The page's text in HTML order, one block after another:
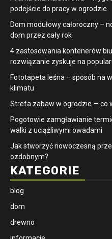
podejście do pracy w ogrodzie
Dom modułowy całoroczny –
dom przez cały rok
4 zastosowania kontenerów
rozwiązanie zyskuje na
​Fototapeta leśna – sposób na
klimatu
Strefa zabaw w ogrodzie — co
Pogotowie zamgławianie
walki z uciążliwymi owadami
Jak stworzyć nowoczesną
ozdobnym?
KATEGORIE
blog
dom
drewno